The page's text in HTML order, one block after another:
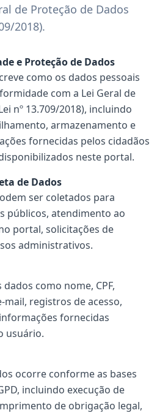
de Proteção de Dados
2018).
e Proteção de Dados
como os dados pessoais
com a Lei Geral de
nº 13.709/2018), incluindo
armazenamento e
fornecidas pelos cidadãos
neste portal.
de Dados
ser coletados para
públicos, atendimento ao
portal, solicitações de
administrativos.
como nome, CPF,
mail, registros de acesso,
fornecidas
usuário.
ocorre conforme as bases
incluindo execução de
de obrigação legal,